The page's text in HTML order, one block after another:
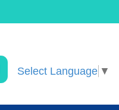
Select Language ▼